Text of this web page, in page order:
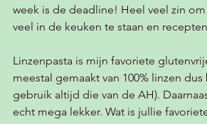
week is de deadline! Heel veel zin
veel in de keuken te staan en
Linzenpasta is mijn favoriete
meestal gemaakt van 100% linzen
gebruik altijd die van de AH).
echt mega lekker. Wat is jullie